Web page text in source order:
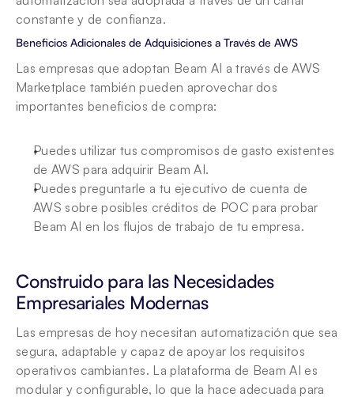
constante y de confianza.
Beneficios Adicionales de Adquisiciones a Través de AWS
Las empresas que adoptan Beam AI a través de AWS
Marketplace también pueden aprovechar dos
importantes beneficios de compra:
Puedes utilizar tus compromisos de gasto existentes
de AWS para adquirir Beam AI.
Puedes preguntarle a tu ejecutivo de cuenta de
AWS sobre posibles créditos de POC para probar
Beam AI en los flujos de trabajo de tu empresa.
Construido para las Necesidades
Empresariales Modernas
Las empresas de hoy necesitan automatización que sea
segura, adaptable y capaz de apoyar los requisitos
operativos cambiantes. La plataforma de Beam AI es
modular y configurable, lo que la hace adecuada para